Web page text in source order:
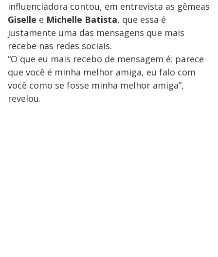
influenciadora contou, em entrevista as gêmeas
Giselle e Michelle Batista, que essa é
justamente uma das mensagens que mais
recebe nas redes sociais.
“O que eu mais recebo de mensagem é: parece
que você é minha melhor amiga, eu falo com
você como se fosse minha melhor amiga”,
revelou.